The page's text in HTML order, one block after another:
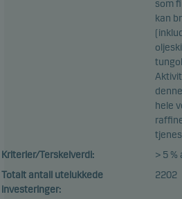
som
kan
hele
Kriterier/Terskelverdi:
> 5
Totalt antall utelukkede
investeringer:
2202